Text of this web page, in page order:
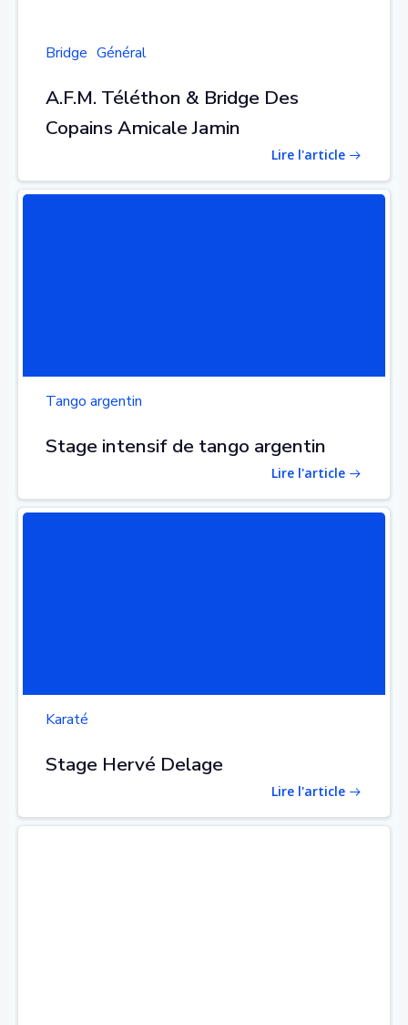
Bridge Général
A.F.M. Téléthon & Bridge Des
Copains Amicale Jamin
Lire l'article
Tango argentin
Stage intensif de tango argentin
Lire l'article
Karaté
Stage Hervé Delage
Lire l'article